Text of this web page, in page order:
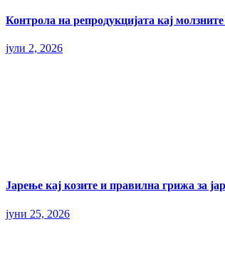
Контрола на репродукцијата кај
јули 2, 2026
Јарење кај козите и правилна грижа за
јуни 25, 2026